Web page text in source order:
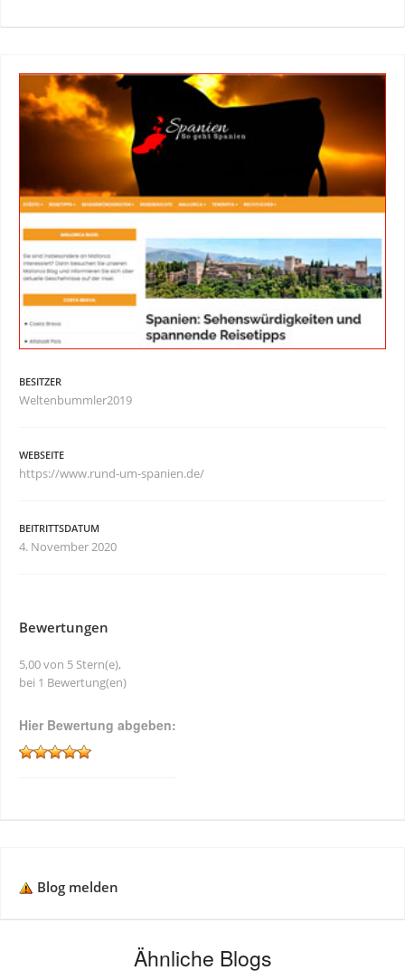
BESITZER
Weltenbummler2019
WEBSEITE
https://www.rund-um-spanien.de/
BEITRITTSDATUM
4. November 2020
Bewertungen
5,00 von 5 Stern(e),
bei 1 Bewertung(en)
Hier Bewertung abgeben:
Blog melden
Ähnliche Blogs